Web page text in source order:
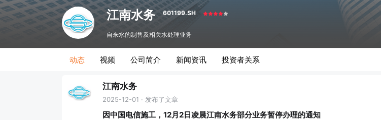
江南水务 601199.SH
自来水的制售及相关水处理业务
动态 视频 公司简介 新闻资讯 投资者关系
江南水务
2025-12-01 · 发布了文章
因中国电信施工，12月2日凌晨江南水务部分业务暂停办理的通知